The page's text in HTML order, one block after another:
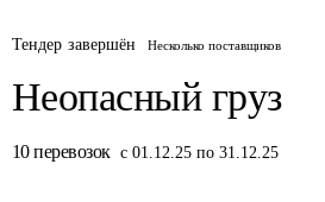
Тендер завершён Несколько поставщиков
Неопасный груз
10 перевозок с 01.12.25 по 31.12.25